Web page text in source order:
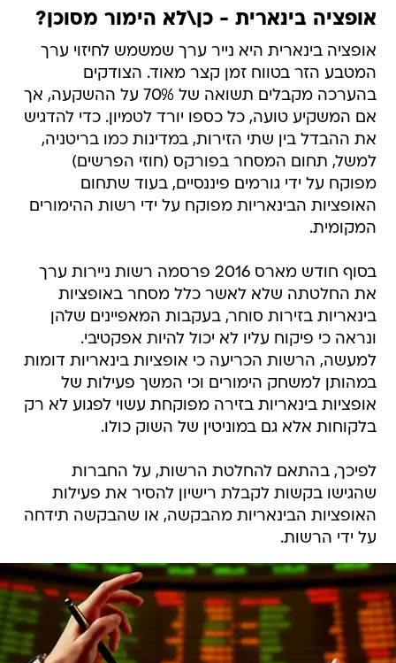
אופציה בינארית - כן\לא הימור מסוכן?
אופציה בינארית היא נייר ערך שמשמש לחיזוי ערך
המטבע הזר בטווח זמן קצר מאוד. הצודקים
בהערכה מקבלים תשואה של 70% על ההשקעה, אך
אם המשקיע טועה, כל כספו יורד לטמיון. כדי להדגיש
את ההבדל בין שתי הזירות, במדינות כמו בריטניה,
למשל, תחום המסחר בפורקס (חוזי הפרשים)
מפוקח על ידי גורמים פיננסיים, בעוד שתחום
האופציות הבינאריות מפוקח על ידי רשות ההימורים
המקומית.
בסוף חודש מארס 2016 פרסמה רשות ניירות ערך
את החלטתה שלא לאשר כלל מסחר באופציות
בינאריות בזירות סוחר, בעקבות המאפיינים שלהן
ונראה כי פיקוח עליו לא יכול להיות אפקטיבי.
למעשה, הרשות הכריעה כי אופציות בינאריות דומות
במהותן למשחק הימורים וכי המשך פעילות של
אופציות בינאריות בזירה מפוקחת עשוי לפגוע לא רק
בלקוחות אלא גם במוניטין של השוק כולו.
לפיכך, בהתאם להחלטת הרשות, על החברות
שהגישו בקשות לקבלת רישיון להסיר את פעילות
האופציות הבינאריות מהבקשה, או שהבקשה תידחה
על ידי הרשות.